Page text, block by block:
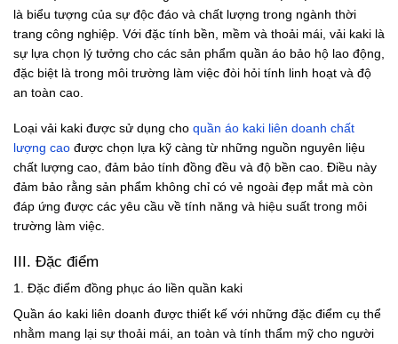
là biểu tượng của sự độc đáo và chất lượng trong ngành thời
trang công nghiệp. Với đặc tính bền, mềm và thoải mái, vải kaki là
sự lựa chọn lý tưởng cho các sản phẩm quần áo bảo hộ lao động,
đặc biệt là trong môi trường làm việc đòi hỏi tính linh hoạt và độ
an toàn cao.
Loại vải kaki được sử dụng cho quần áo kaki liên doanh chất
lượng cao được chọn lựa kỹ càng từ những nguồn nguyên liệu
chất lượng cao, đảm bảo tính đồng đều và độ bền cao. Điều này
đảm bảo rằng sản phẩm không chỉ có vẻ ngoài đẹp mắt mà còn
đáp ứng được các yêu cầu về tính năng và hiệu suất trong môi
trường làm việc.
III. Đặc điểm
1.
Đặc điểm đồng phục áo liền quần kaki
Quần áo kaki liên doanh được thiết kế với những đặc điểm cụ thể
nhằm mang lại sự thoải mái, an toàn và tính thẩm mỹ cho người